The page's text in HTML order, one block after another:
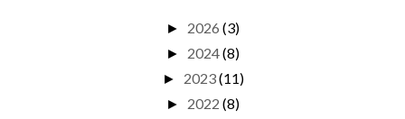
► 2026 (3)
► 2024(8)
► 2023(11)
► 2022 (8)